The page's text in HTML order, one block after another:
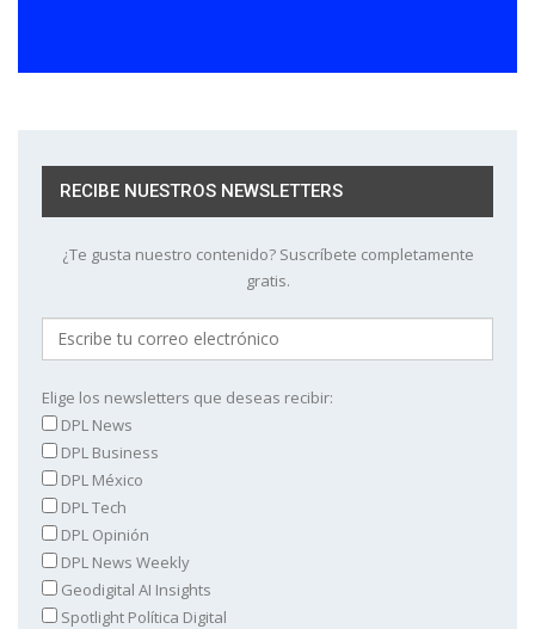
RECIBE NUESTROS NEWSLETTERS
¿Te gusta nuestro contenido? Suscríbete completamente
gratis.
Elige los newsletters que deseas recibir:
DPL News
DPL Business
DPL México
DPL Tech
DPL Opinión
DPL News Weekly
Geodigital AI Insights
Spotlight Política Digital